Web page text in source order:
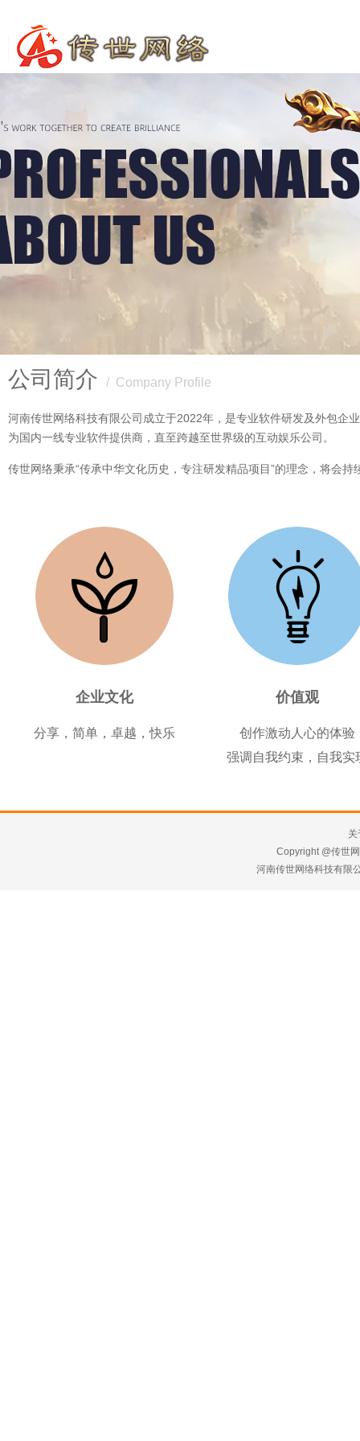
公司简介 / Company Profile
河南传世网络科技有限公司成立于2022年，是专业软件研发及外包企
为国内一线专业软件提供商，直至跨越至世界级的互动娱乐公司。
传世网络秉承“传承中华文化历史，专注研发精品项目”的理念，将会
企业文化
分享，简单，卓越，快乐
价值观
创作激动人心的体验
强调自我约束，自我实
关
Copyright @传世
河南传世网络科技有限